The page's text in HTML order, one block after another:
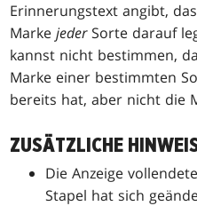
Erinnerungstext angibt,
MarkejederSorte darauf
kannst nicht bestimmen,
Marke einer bestimmten
bereits hat, aber nicht die
ZUSÄTZLICHE
Die Anzeige
Stapel hat sich